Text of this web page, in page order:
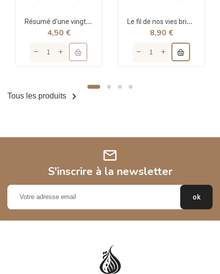
Résumé d'une vingtaine de règles jurisprudentielles liées au voyage - Bazmoul - Héritage...
4,50 €
Le fil de nos vies brisées - poche - Cécile Hennion - Points
8,90 €
Tous les produits 
mail
S'inscrire à la newsletter